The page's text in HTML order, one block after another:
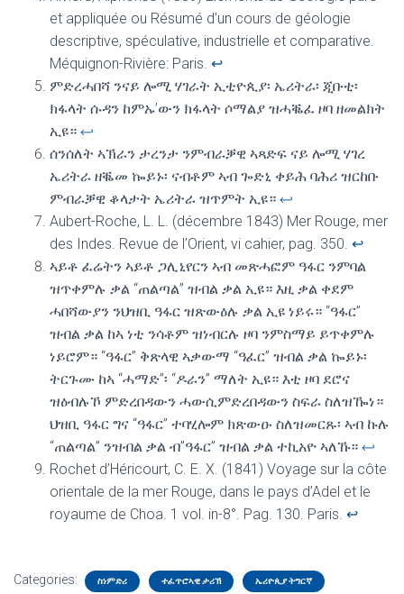
et appliquée ou Résumé d’un cours de géologie
descriptive, spéculative, industrielle et comparative.
Méquignon-Rivière: Paris. ↩︎
ምድረሓበሻ ንናይ ሎሚ ሃገራት ኢቲዮጲያ፡ ኤሪትራ፡ ጂቡቲ፡
ክፋላት ሱዳን ከምኡ’ውን ክፋላት ሶማልያ ዝሓቘፈ ዞባ ዘመልክት
ኢዩ። ↩︎
ሰንሰለት ኣኽራን ታረንታ ንምብራቓዊ ኣጻድፍ ናይ ሎሚ ሃገረ
ኤሪትራ ዘቘመ ኰይኑ፡ ናብቶም ኣብ ጐድኒ ቀይሕ ባሕሪ ዝርከቡ
ምብራቓዊ ቆላታት ኤሪትራ ዝጥምት ኢዩ። ↩︎
Aubert-Roche, L. L. (décembre 1843) Mer Rouge, mer
des Indes. Revue de l’Orient, vi cahier, pag. 350. ↩︎
ኣይቶ ፈሬትን ኣይቶ ጋሊኒየርን ኣብ መጽሓፎም ዓፋር ንምባል
ዝጥቀምሉ ቃል “ጠልጣል” ዝብል ቃል ኢዩ። እዚ ቃል ቀደም
ሓበሻውያን ንህዝቢ ዓፋር ዝጽውዕሉ ቃል ኢዩ ነይሩ። “ዓፋር”
ዝብል ቃል ከኣ ነቲ ንሳቶም ዝነብርሉ ዞባ ንምስማይ ይጥቀምሉ
ነይሮም። “ዓፋር” ቅጽላዊ ኣቃውማ “ዓፈር” ዝብል ቃል ኰይኑ፡
ትርጉሙ ከኣ “ሓማድ”፡ “ዶራን” ማለት ኢዩ። እቲ ዞባ ደሮና
ዝዕብሉኾ ምድረበዳውን ሓውሲምድረበዳውን ስፍራ ስለዝዀነ።
ህዝቢ ዓፋር ግና “ዓፋር” ተባሂሎም ክጽውዑ ስለዝመርጹ፡ ኣብ ኩሉ
“ጠልጣል” ንዝብል ቃል ብ”ዓፋር” ዝብል ቃል ተኪአዮ ኣለኹ። ↩︎
Rochet d’Héricourt, C. E. X. (1841) Voyage sur la côte
orientale de la mer Rouge, dans le pays d’Adel et le
royaume de Choa. 1 vol. in-8°. Pag. 130. Paris. ↩︎
Categories: ስነምድሪ ተፈጥሮኣዊ ታሪኽ ኤሪዮጲያ ትግርኛ